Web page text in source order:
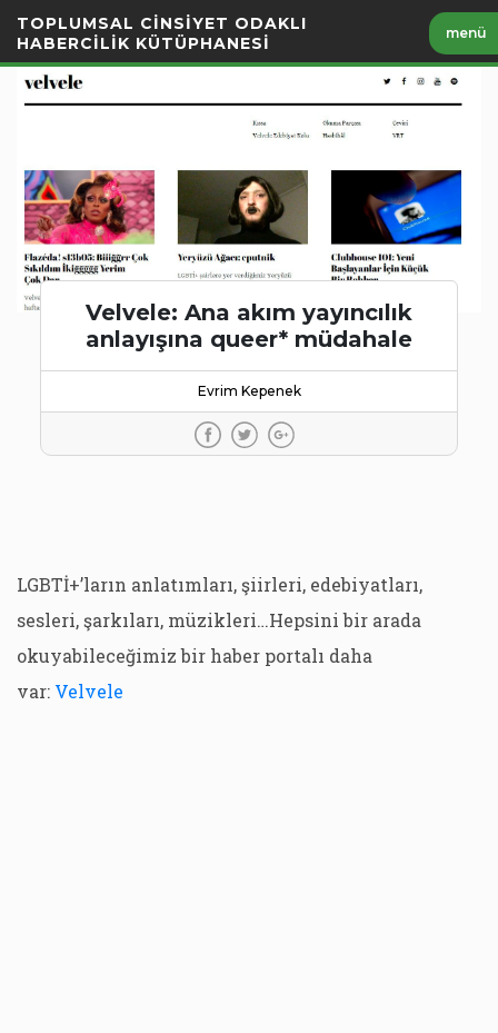
Geç
TOPLUMSAL CİNSİYET ODAKLI
HABERCİLİK KÜTÜPHANESİ
menü
Velvele: Ana akım yayıncılık
anlayışına queer* müdahale
Evrim Kepenek
LGBTİ+’ların anlatımları, şiirleri, edebiyatları,
sesleri, şarkıları, müzikleri…Hepsini bir arada
okuyabileceğimiz bir haber portalı daha
var: Velvele